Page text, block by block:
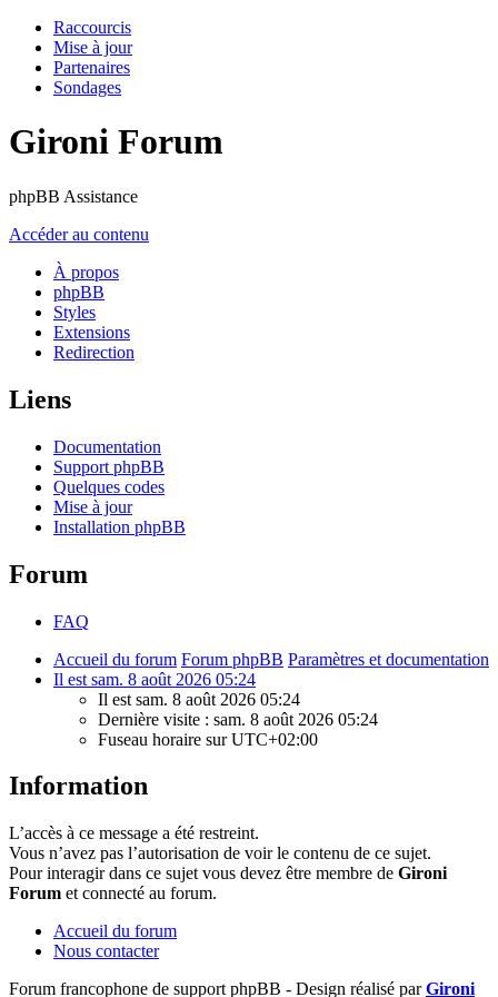
Raccourcis
Mise à jour
Partenaires
Sondages
Gironi Forum
phpBB Assistance
Accéder au contenu
À propos
phpBB
Styles
Extensions
Redirection
Liens
Documentation
Support phpBB
Quelques codes
Mise à jour
Installation phpBB
Forum
FAQ
Accueil du forum Forum phpBB Paramètres et documentation
Il est sam. 8 août 2026 05:24
Il est sam. 8 août 2026 05:24
Dernière visite : sam. 8 août 2026 05:24
Fuseau horaire surUTC+02:00
Information
L’accès à ce message a été restreint.
Vous n’avez pas l’autorisation de voir le contenu de ce sujet.
Pour interagir dans ce sujet vous devez être membre de Gironi
Forum et connecté au forum.
Accueil du forum
Nous contacter
Forum francophone de support phpBB - Design réalisé parGironi